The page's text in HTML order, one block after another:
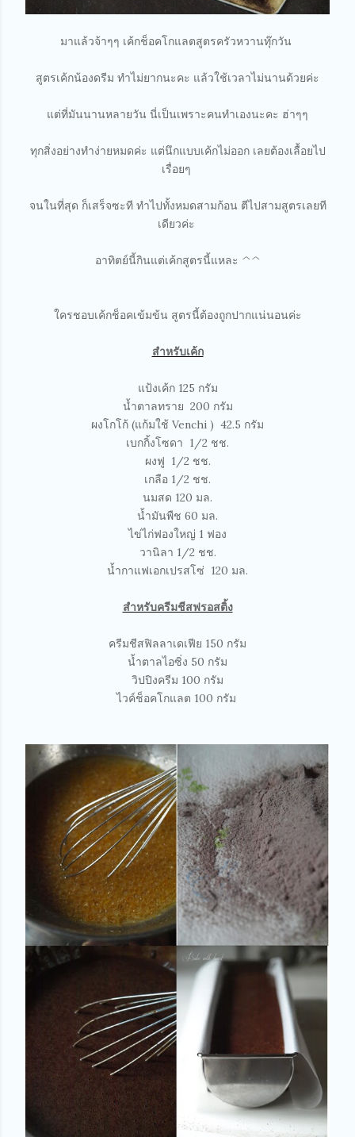
มาแล้วจ้าๆๆ เค้กช็อคโกแลตสูตรครัวหวานทุ๊กวัน
สูตรเค้กน้องดรีม ทำไม่ยากนะคะ แล้วใช้เวลาไม่นานด้วยค่ะ
แต่ที่มันนานหลายวัน นี่เป็นเพราะคนทำเองนะคะ ฮ่าๆๆ
ทุกสิ่งอย่างทำง่ายหมดค่ะ แต่นึกแบบเค้กไม่ออก เลยต้องเลื้อยไป
เรื่อยๆ
จนในที่สุด ก็เสร็จซะที ทำไปทั้งหมดสามก้อน ตีไปสามสูตรเลยที
เดียวค่ะ
อาทิตย์นี้กินแต่เค้กสูตรนี้แหละ ^^
ใครชอบเค้กช็อคเข้มข้น สูตรนี้ต้องถูกปากแน่นอนค่ะ
สำหรับเค้ก
แป้งเค้ก 125 กรัม
น้ำตาลทราย 200 กรัม
ผงโกโก้ (แก้มใช้ Venchi ) 42.5 กรัม
เบกกิ้งโซดา 1/2 ชช.
ผงฟู 1/2 ชช.
เกลือ 1/2 ชช.
นมสด 120 มล.
น้ำมันพืช 60 มล.
ไข่ไก่ฟองใหญ่ 1 ฟอง
วานิลา 1/2 ชช.
น้ำกาแฟเอกเปรสโซ่ 120 มล.
สำหรับครีมชีสฟรอสติ้ง
ครีมชีสฟิลลาเดเฟีย 150 กรัม
น้ำตาลไอซิ่ง 50 กรัม
วิปปิงครีม 100 กรัม
ไวค์ช็อคโกแลต 100 กรัม